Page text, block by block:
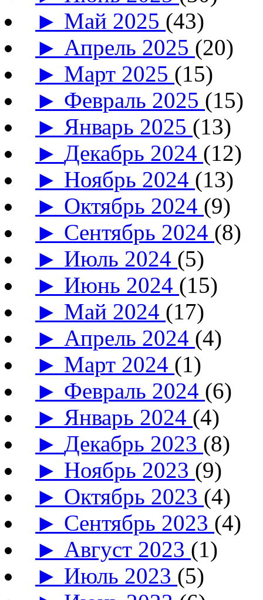
► Май 2025 (43)
► Апрель 2025 (20)
► Март 2025 (15)
► Февраль 2025 (15)
► Январь 2025 (13)
►Декабрь 2024 (12)
► Ноябрь 2024 (13)
► Октябрь 2024 (9)
► Сентябрь 2024 (8)
► Июль 2024 (5)
► Июнь 2024 (15)
► Май 2024 (17)
► Апрель 2024 (4)
► Март 2024 (1)
► Февраль 2024 (6)
► Январь 2024 (4)
►Декабрь 2023 (8)
► Ноябрь 2023 (9)
► Октябрь 2023 (4)
► Сентябрь 2023 (4)
► Август 2023 (1)
► Июль 2023 (5)